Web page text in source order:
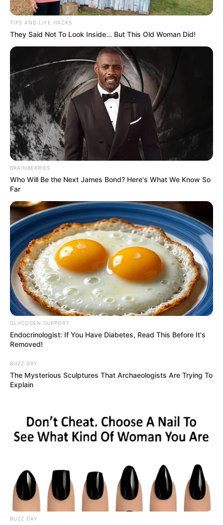
ΡΟΗ ΤΩΝ ΑΡΘΡΩΝ ΥΓΕΙΑ
ΕΠΙΒΕΒΑΙΩΘΗΚΕ: Το εμβόλιο της Pfizer
για τον COVID μειώνει τον αριθμό των
σπερματοζωαρίων στους άνδρες
ΕΠΙΒΕΒΑΙΩΘΗΚΕ: Το εμβόλιο της Pfizer για τον COVID
μειώνει τον αριθμό των σπερματοζωαρίων στους άνδρες,
άλλη μια αρνητική επίδραση της καταναγκαστικής
τυραννίας εμβολίων… Ακολουθεί μια...
ΚΟΙΝΩΝΙΚΑ ΔΙΚΤΥΑ
FACEBOOK
YOUTUBE ΕΓΓΡΑΦΕΊΤΕ
EMAIL ΑΚΟΛΟΥΘΉΣΤΕ
TIPS AND LIFE HACKS
They Said Not To Look Inside... But This Old Woman Did!
BRAINBERRIES
Who Will Be the Next James Bond? Here's What We Know So
Far
GLYCOGEN SUPPORT
Endocrinologist: If You Have Diabetes, Read This Before It's
Removed!
BUZZ DAY
The Mysterious Sculptures That Archaeologists Are Trying To
Explain
BUZZ DAY